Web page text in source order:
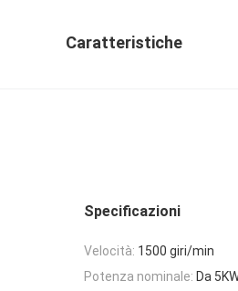
Caratteristiche
Specificazioni
Velocità: 1500 giri/min
Potenza nominale: Da